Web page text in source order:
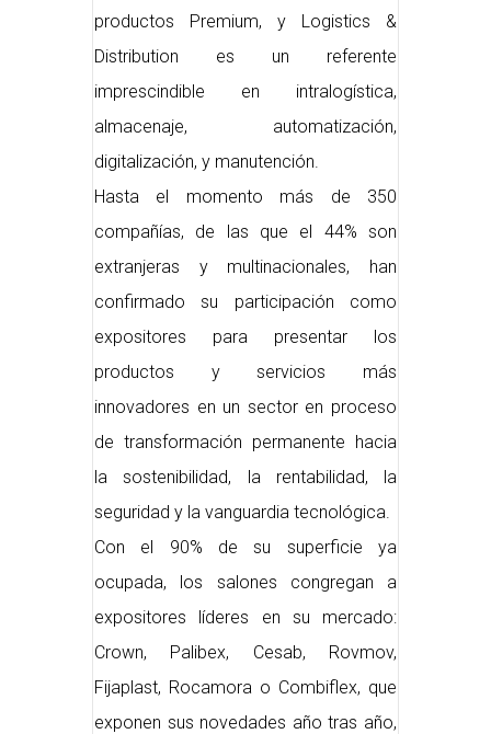
productos Premium, y Logistics &
Distribution es un referente
imprescindible en intralogística,
almacenaje, automatización,
digitalización, y manutención.
Hasta el momento más de 350
compañías, de las que el 44% son
extranjeras y multinacionales, han
confirmado su participación como
expositores para presentar los
productos y servicios más
innovadores en un sector en proceso
de transformación permanente hacia
la sostenibilidad, la rentabilidad, la
seguridad y la vanguardia tecnológica.
Con el 90% de su superficie ya
ocupada, los salones congregan a
expositores líderes en su mercado:
Crown, Palibex, Cesab, Rovmov,
Fijaplast, Rocamora o Combiflex, que
exponen sus novedades año tras año,